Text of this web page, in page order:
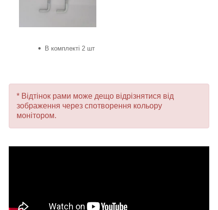
В комплекті 2 шт
* Відтінок рами може дещо відрізнятися від
зображення через спотворення кольору
монітором.